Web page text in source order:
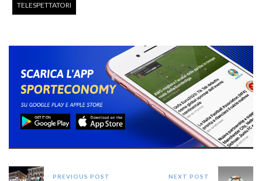
TELESPETTATORI
PREVIOUS POST NEXT POST